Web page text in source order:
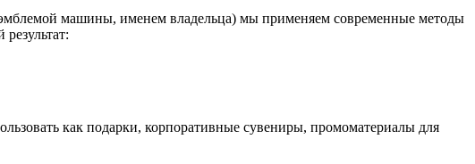
машины, именем владельца) мы применяем современные методы
как подарки, корпоративные сувениры, промоматериалы для